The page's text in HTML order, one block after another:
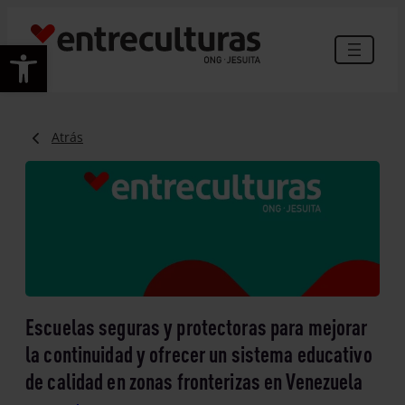
Abrir barra de herramientas
Atrás
Escuelas seguras y protectoras para mejorar
la continuidad y ofrecer un sistema educativo
de calidad en zonas fronterizas en Venezuela